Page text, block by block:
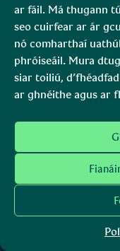
ar fáil. Má thugann
seo cuirfear ar ár
nó comharthaí
phróiseáil. Mura
siar toiliú,
ar ghnéithe agus ar
“Tá an
ort is
SEÁN Ó
Páirc